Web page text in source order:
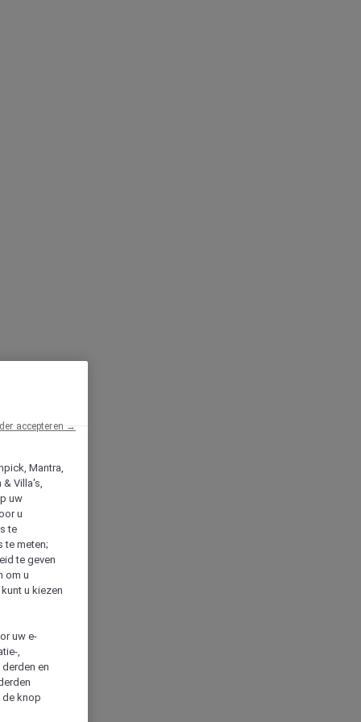
Mantra,
& Villa's,
uw
u
te
te meten;
te geven
om u
u kiezen
uw e-
,
en
de knop
accepteren →